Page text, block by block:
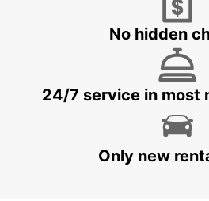
MAZATLAN DOWNTOWN
MAZATLAN - MEXICO
MAZATLAN
No hidden
24/7 service in most
Only new